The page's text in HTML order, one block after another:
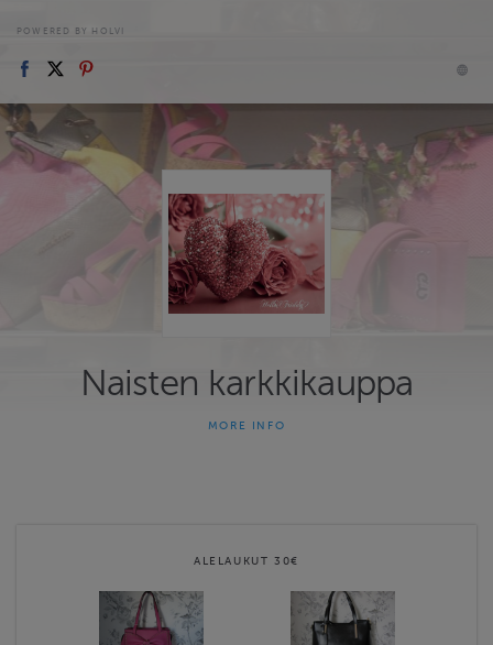
POWERED BY HOLVI
Naisten karkkikauppa
mallisista, värisistä ja kokoisista laukuista. Valikoimassa on käsi-ja
olkalaukut, juhlalaukut, kesäkassit, reput, aidot nahkalaukut ja
lompakot. Käsilaukussa …
MORE INFO
ALELAUKUT 30€